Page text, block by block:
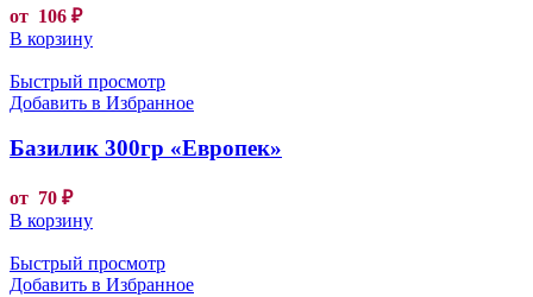
от 106 ₽
В корзину
Быстрый просмотр
Добавить в Избранное
Базилик 300гр «Европек»
от 70 ₽
В корзину
Быстрый просмотр
Добавить в Избранное